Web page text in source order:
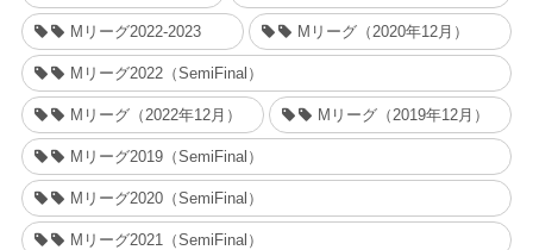
Mリーグ2022-2023 Mリーグ（2020年12月）
Mリーグ2022（SemiFinal）
Mリーグ（2022年12月） Mリーグ（2019年12月）
Mリーグ2019（SemiFinal）
Mリーグ2020（SemiFinal）
Mリーグ2021（SemiFinal）